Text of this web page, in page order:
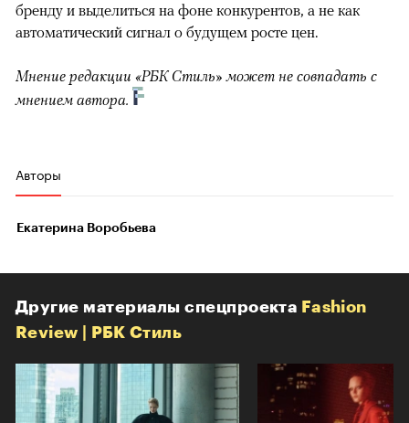
бренду и выделиться на фоне конкурентов, а не как
автоматический сигнал о будущем росте цен.
Мнение редакции «РБК Стиль» может не совпадать с
мнением автора.
Авторы
Екатерина Воробьева
Другие материалы спецпроекта Fashion
Review | РБК Стиль